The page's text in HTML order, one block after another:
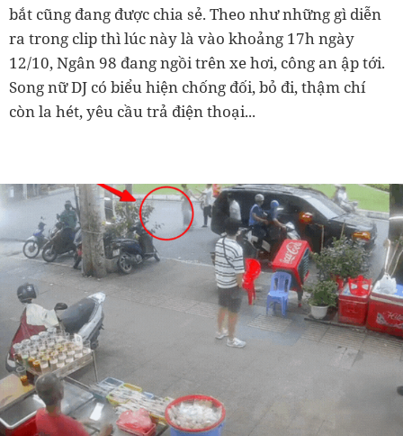
bắt cũng đang được chia sẻ. Theo như những gì diễn
ra trong clip thì lúc này là vào khoảng 17h ngày
12/10, Ngân 98 đang ngồi trên xe hơi, công an ập tới.
Song nữ DJ có biểu hiện chống đối, bỏ đi, thậm chí
còn la hét, yêu cầu trả điện thoại...